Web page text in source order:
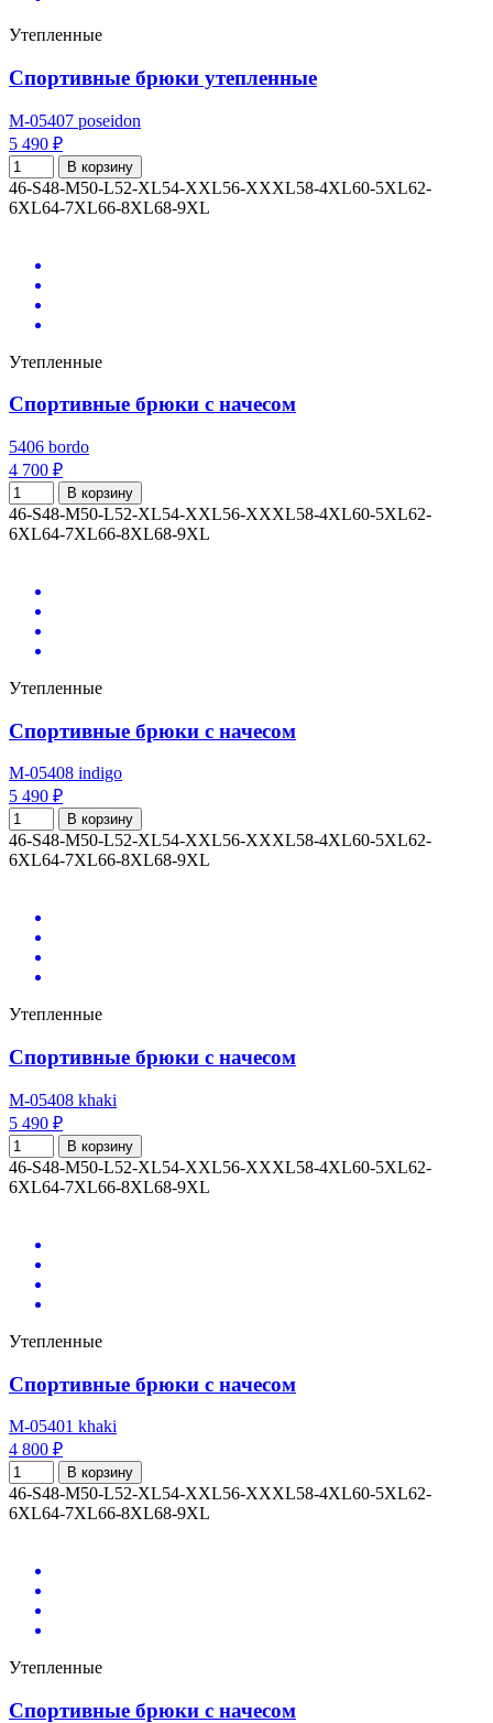
Утепленные
Спортивные брюки утепленные
M-05407 poseidon
5 490 ₽
В корзину
46-S48-M50-L52-XL54-XXL56-XXXL58-4XL60-5XL62-
6XL64-7XL66-8XL68-9XL
Утепленные
Спортивные брюки с начесом
5406 bordo
4 700 ₽
В корзину
46-S48-M50-L52-XL54-XXL56-XXXL58-4XL60-5XL62-
6XL64-7XL66-8XL68-9XL
Утепленные
Спортивные брюки с начесом
M-05408 indigo
5 490 ₽
В корзину
46-S48-M50-L52-XL54-XXL56-XXXL58-4XL60-5XL62-
6XL64-7XL66-8XL68-9XL
Утепленные
Спортивные брюки с начесом
M-05408 khaki
5 490 ₽
В корзину
46-S48-M50-L52-XL54-XXL56-XXXL58-4XL60-5XL62-
6XL64-7XL66-8XL68-9XL
Утепленные
Спортивные брюки с начесом
M-05401 khaki
4 800 ₽
В корзину
46-S48-M50-L52-XL54-XXL56-XXXL58-4XL60-5XL62-
6XL64-7XL66-8XL68-9XL
Утепленные
Спортивные брюки с начесом